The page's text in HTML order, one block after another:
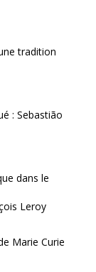
tradition
: Sebastião
dans le
Leroy
Marie Curie